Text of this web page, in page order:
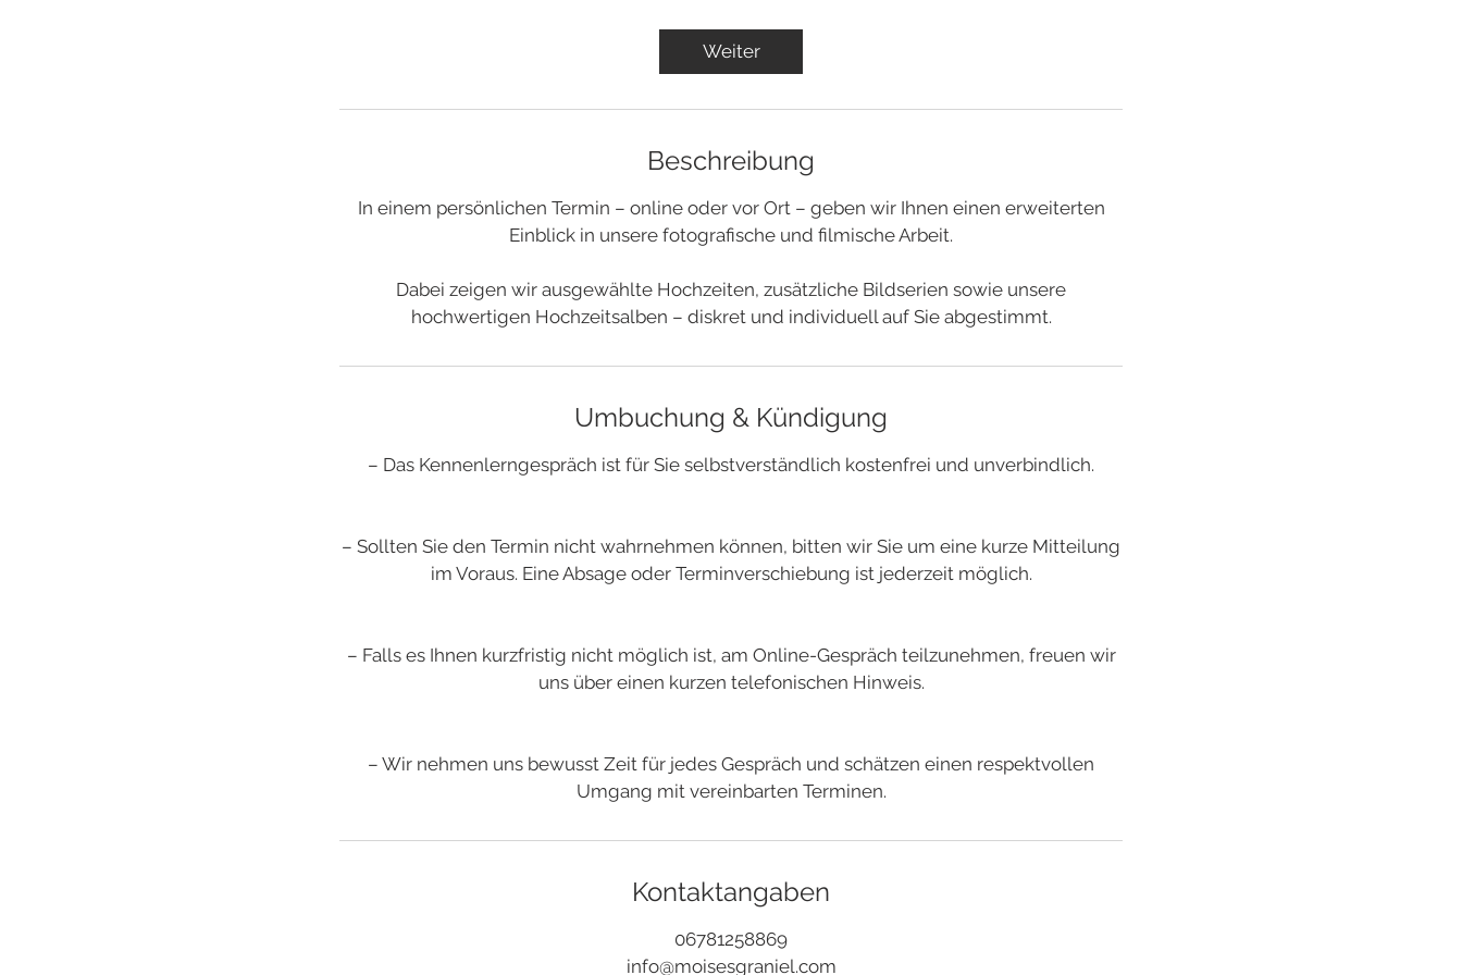
d
Weiter
Beschreibung
In einem persönlichen Termin – online oder vor Ort – geben wir Ihnen einen erweiterten
Einblick in unsere fotografische und filmische Arbeit.
Dabei zeigen wir ausgewählte Hochzeiten, zusätzliche Bildserien sowie unsere
hochwertigen Hochzeitsalben – diskret und individuell auf Sie abgestimmt.
Umbuchung & Kündigung
– Das Kennenlerngespräch ist für Sie selbstverständlich kostenfrei und unverbindlich.
– Sollten Sie den Termin nicht wahrnehmen können, bitten wir Sie um eine kurze Mitteilung
im Voraus. Eine Absage oder Terminverschiebung ist jederzeit möglich.
– Falls es Ihnen kurzfristig nicht möglich ist, am Online-Gespräch teilzunehmen, freuen wir
uns über einen kurzen telefonischen Hinweis.
– Wir nehmen uns bewusst Zeit für jedes Gespräch und schätzen einen respektvollen
Umgang mit vereinbarten Terminen.
Kontaktangaben
06781258869
info@moisesgraniel.com